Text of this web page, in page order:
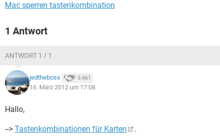
Mac sperren tastenkombination
1 Antwort
ANTWORT 1 / 1
jedtheboss 5.661
16. März 2012 um 17:08
Hallo,
--> Tastenkombinationen für Karten .